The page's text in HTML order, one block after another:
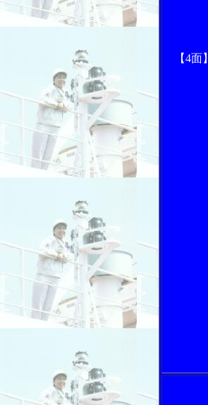
【4面】